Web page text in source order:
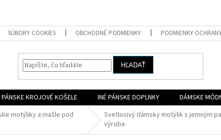
SÚBORY COOKIES OBCHODNÉ PODMIENKY PODMIENKY
HĽADAŤ
PÁNSKE KROJOVÉ KOŠELE INÉ PÁNSKE DOPLNKY DÁMSKE
motýliky a mašle pod
Svetlosivý dámsky motýlik s jemným
výroba